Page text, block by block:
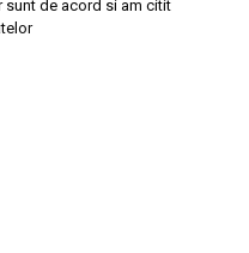
sunt de acord si am citit